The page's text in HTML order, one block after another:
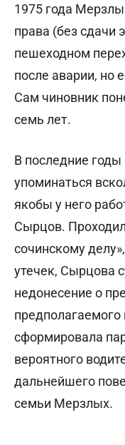
1975 года
права (без сдачи
пешеходном
после аварии, но
Сам чиновник
семь лет.
В последние годы
упоминаться
якобы у него
Сырцов.
сочинскому
утечек, Сырцова
недонесение о
сформировала
вероятного
дальнейшего
семьи Мерзлых.